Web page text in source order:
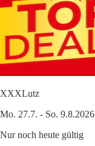
XXXLutz
Mo. 27.7. - So. 9.8.2026
Nur noch heute gültig